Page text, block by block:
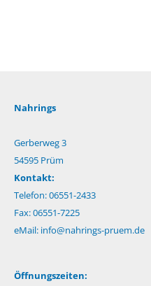
Nahrings
Gerberweg 3
54595 Prüm
Kontakt:
Telefon: 06551-2433
Fax: 06551-7225
eMail: info@nahrings-pruem.de
Öffnungszeiten: